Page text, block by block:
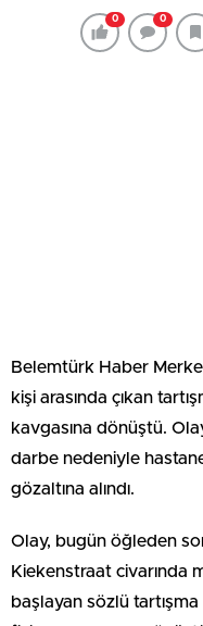
0 0
Belemtürk Haber
kişi arasında çıkan
kavgasına dönüştü.
darbe nedeniyle
gözaltına alındı.
Olay, bugün öğleden
Kiekenstraat civarında
başlayan sözlü